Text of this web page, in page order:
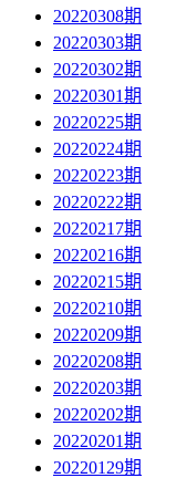
20220308期
20220303期
20220302期
20220301期
20220225期
20220224期
20220223期
20220222期
20220217期
20220216期
20220215期
20220210期
20220209期
20220208期
20220203期
20220202期
20220201期
20220129期